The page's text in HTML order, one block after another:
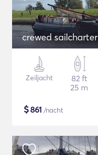
crewed sailcharter
Zeiljacht
82 ft
25 m
$861 /nacht